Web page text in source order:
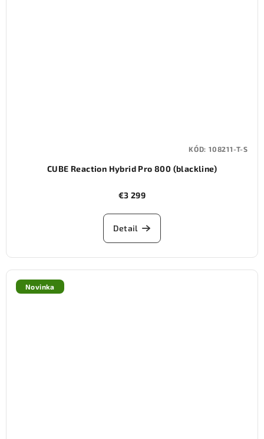
CUBE Reaction Hybrid Pro 800 (blackline)
€3 299
Detail
KÓD: 108211-T-S
Novinka